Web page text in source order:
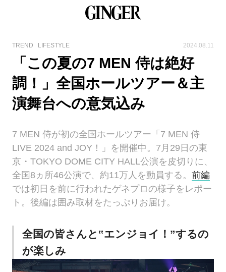
TREND LIFESTYLE 2024.08.11
「この夏の7 MEN 侍は絶好
調！」全国ホールツアー＆主
演舞台への意気込み
7 MEN 侍が初の全国ホールツアー「7 MEN 侍
LIVE 2024 and JOY！」を開催中。7月29日の東
京・TOKYO DOME CITY HALL公演を皮切りに、
全国8ヵ所46公演で、約11万人を動員する。前編
では初日を前に行われたゲネプロの様子をレポー
ト。後編は囲み取材をたっぷりお届け。
全国の皆さんと‟エンジョイ！”するの
が楽しみ